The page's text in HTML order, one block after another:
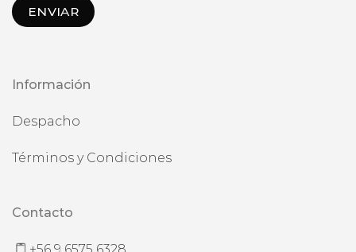
Información
Despacho
Términos y Condiciones
Contacto